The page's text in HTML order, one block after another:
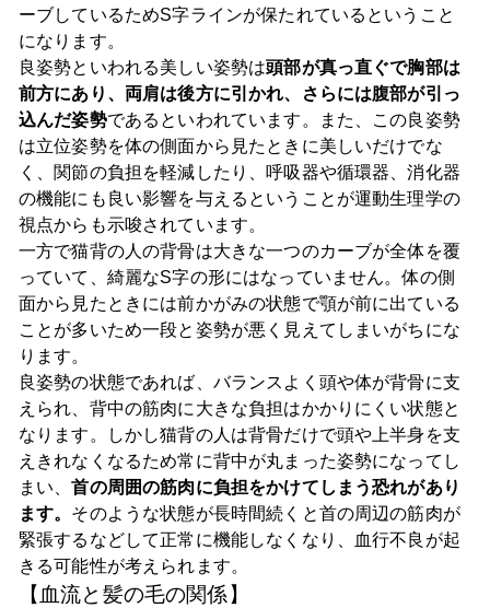
ーブしているためS字ラインが保たれているということ
になります。
良姿勢といわれる美しい姿勢は頭部が真っ直ぐで胸部は
前方にあり、両肩は後方に引かれ、さらには腹部が引っ
込んだ姿勢であるといわれています。また、この良姿勢
は立位姿勢を体の側面から見たときに美しいだけでな
く、関節の負担を軽減したり、呼吸器や循環器、消化器
の機能にも良い影響を与えるということが運動生理学の
視点からも示唆されています。
一方で猫背の人の背骨は大きな一つのカーブが全体を覆
っていて、綺麗なS字の形にはなっていません。体の側
面から見たときには前かがみの状態で顎が前に出ている
ことが多いため一段と姿勢が悪く見えてしまいがちにな
ります。
良姿勢の状態であれば、バランスよく頭や体が背骨に支
えられ、背中の筋肉に大きな負担はかかりにくい状態と
なります。しかし猫背の人は背骨だけで頭や上半身を支
えきれなくなるため常に背中が丸まった姿勢になってし
まい、首の周囲の筋肉に負担をかけてしまう恐れがあり
ます。 そのような状態が長時間続くと首の周辺の筋肉が
緊張するなどして正常に機能しなくなり、血行不良が起
きる可能性が考えられます。
【血流と髪の毛の関係】